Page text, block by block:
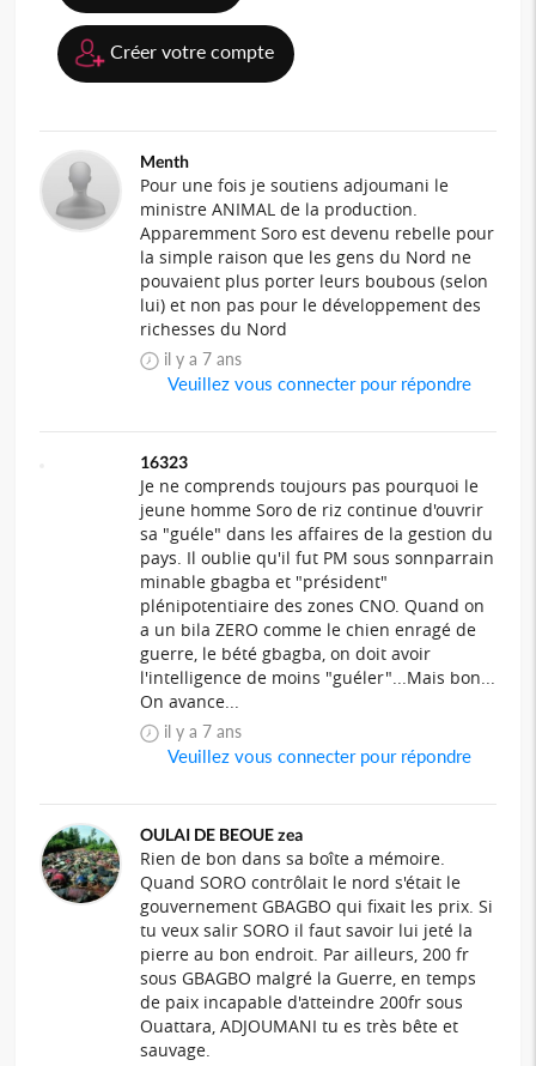
Créer votre compte
Menth
Pour une fois je soutiens adjoumani le
ministre ANIMAL de la production.
Apparemment Soro est devenu rebelle pour
la simple raison que les gens du Nord ne
pouvaient plus porter leurs boubous (selon
lui) et non pas pour le développement des
richesses du Nord
il y a 7 ans
Veuillez vous connecter pour répondre
16323
Je ne comprends toujours pas pourquoi le
jeune homme Soro de riz continue d'ouvrir
sa "guéle" dans les affaires de la gestion du
pays. Il oublie qu'il fut PM sous sonnparrain
minable gbagba et "président"
plénipotentiaire des zones CNO. Quand on
a un bila ZERO comme le chien enragé de
guerre, le bété gbagba, on doit avoir
l'intelligence de moins "guéler"...Mais bon...
On avance...
il y a 7 ans
Veuillez vous connecter pour répondre
OULAI DE BEOUE zea
Rien de bon dans sa boîte a mémoire.
Quand SORO contrôlait le nord s'était le
gouvernement GBAGBO qui fixait les prix. Si
tu veux salir SORO il faut savoir lui jeté la
pierre au bon endroit. Par ailleurs, 200 fr
sous GBAGBO malgré la Guerre, en temps
de paix incapable d'atteindre 200fr sous
Ouattara, ADJOUMANI tu es très bête et
sauvage.